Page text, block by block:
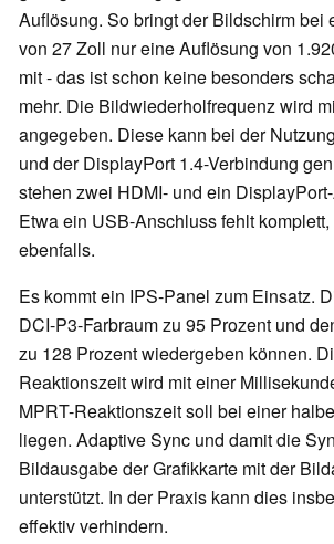
Auflösung. So bringt der Bildschirm bei
von 27 Zoll nur eine Auflösung von
mit - das ist schon keine besonders
mehr. Die Bildwiederholfrequenz wird
angegeben. Diese kann bei der
und der DisplayPort 1.4-Verbindung
stehen zwei HDMI- und ein
Etwa ein USB-Anschluss fehlt
ebenfalls.
Es kommt ein IPS-Panel zum Einsatz.
DCI-P3-Farbraum zu 95 Prozent und
zu 128 Prozent wiedergeben können.
Reaktionszeit wird mit einer
MPRT-Reaktionszeit soll bei einer
liegen. Adaptive Sync und damit die
Bildausgabe der Grafikkarte mit der
unterstützt. In der Praxis kann dies
effektiv verhindern.